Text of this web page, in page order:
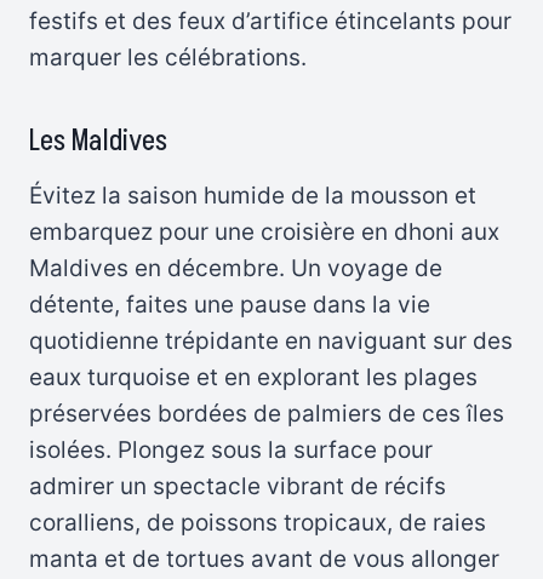
festifs et des feux d’artifice étincelants pour
marquer les célébrations.
Les Maldives
Évitez la saison humide de la mousson et
embarquez pour une croisière en dhoni aux
Maldives en décembre. Un voyage de
détente, faites une pause dans la vie
quotidienne trépidante en naviguant sur des
eaux turquoise et en explorant les plages
préservées bordées de palmiers de ces îles
isolées. Plongez sous la surface pour
admirer un spectacle vibrant de récifs
coralliens, de poissons tropicaux, de raies
manta et de tortues avant de vous allonger